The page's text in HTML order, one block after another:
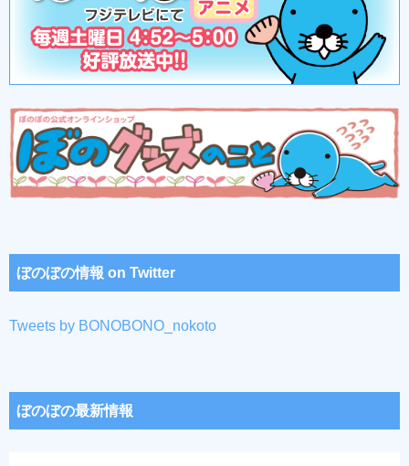
ぼのぼの情報 on Twitter
Tweets by BONOBONO_nokoto
ぼのぼの最新情報